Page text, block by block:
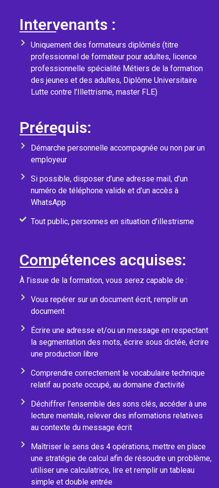
Intervenants :
Uniquement des formateurs diplômés (titre
professionnel de formateur pour adultes, licence
professionnelle spécialité Métiers de la formation
des jeunes et des adultes, Diplôme Universitaire
Lutte contre l’Illettrisme, master FLE)
Prérequis:
Démarche personnelle accompagnée ou non par un
employeur
Si possible, disposer d’une adresse mail, d’un
numéro de téléphone valide et d’un accès à
WhatsApp
Tout public, personnes en situation d'illestrisme
Compétences acquises:
À l’issue de la formation, vous serez capable de :
Vous repérer sur un document écrit, remplir un
document
Écrire une adresse et/ou un message en respectant
la segmentation des mots, écrire sous dictée, écrire
une production libre
Comprendre correctement le vocabulaire technique
relatif au poste occupé, au domaine d’activité
Déchiffrer l’ensemble des sons clés, accéder à une
lecture mentale, relever des informations relatives
au contexte du message écrit
Maîtriser le sens des 4 opérations, mettre en place
une stratégie de calcul afin de résoudre un problème,
utiliser une calculatrice, lire et remplir un tableau
simple et double entrée